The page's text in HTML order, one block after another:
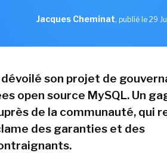
Jacques Cheminat, publié le 29
son projet de
open source MySQL. Un
de la communauté, qui
des garanties et des